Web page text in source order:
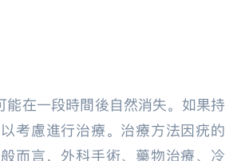
能在一段時間後自然消失。如果持
考慮進行治療。治療方法因疣的
而言，外科手術、藥物治療、冷